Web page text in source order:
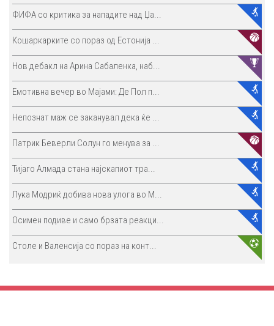
ФИФА со критика за нападите над Џа...
Кошаркарките со пораз од Естонија ...
Нов дебакл на Арина Сабаленка, наб...
Емотивна вечер во Мајами: Де Пол п...
Непознат маж се заканувал дека ќе ...
Патрик Беверли Солун го менува за ...
Тијаго Алмада стана најскапиот тра...
Лука Модриќ добива нова улога во М...
Осимен подиве и само брзата реакци...
Столе и Валенсија со пораз на конт...